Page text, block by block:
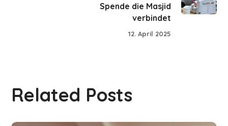
Spende die Masjid
verbindet
12. April 2025
Related Posts